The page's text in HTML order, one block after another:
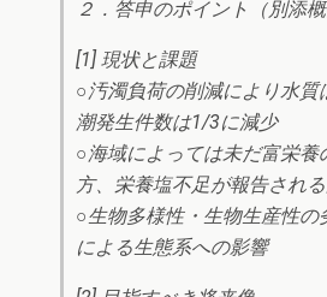
２．答申のポイント（別添概
[1] 現状と課題
○汚濁負荷の削減により水質
潮発生件数は1/3に減少
○海域によっては未だ富栄養
方、栄養塩不足が報告され
○生物多様性・生物生産性の
による生態系への影響